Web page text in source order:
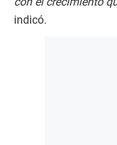
indicó.